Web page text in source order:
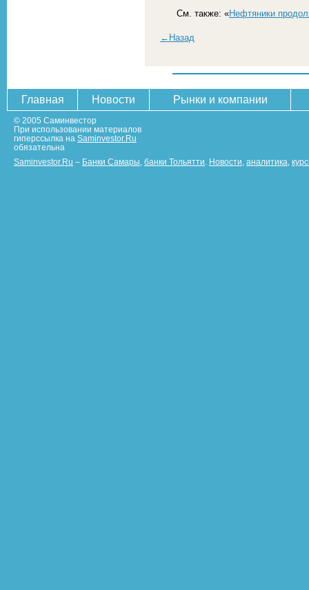
См. также: «Нефтяники
←Назад
Главная Новости Рынки и компании
© 2005 Саминвестор
При использовании материалов
гиперссылка на Saminvestor.Ru
обязательна
Saminvestor.Ru – Банки Самары банки Тольятти Новости аналитика